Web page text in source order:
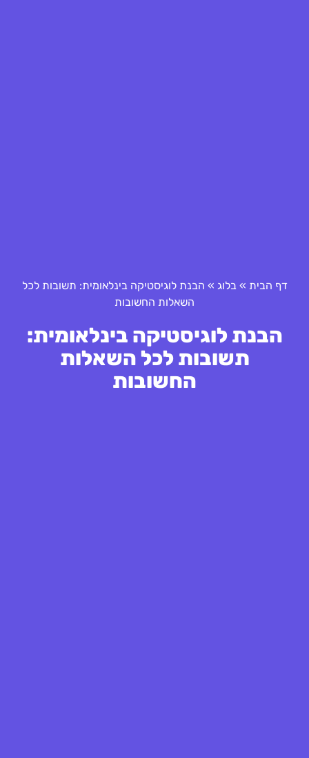
דף הבית »בלוג » הבנת לוגיסטיקה בינלאומית: תשובות לכל
השאלות החשובות
הבנת לוגיסטיקה בינלאומית:
תשובות לכל השאלות
החשובות